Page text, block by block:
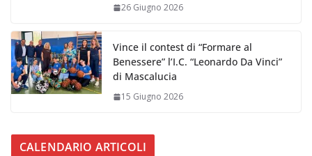
26 Giugno 2026
Vince il contest di “Formare al
Benessere” l’I.C. “Leonardo Da Vinci”
di Mascalucia
15 Giugno 2026
CALENDARIO ARTICOLI